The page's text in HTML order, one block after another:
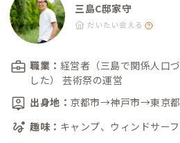
三島C邸家守
だいたい会える
職業： 経営者（三島で関係人口
した） 芸術祭の運営
出身地： 京都市→神戸市→東京
趣味： キャンプ、ウィンドサー